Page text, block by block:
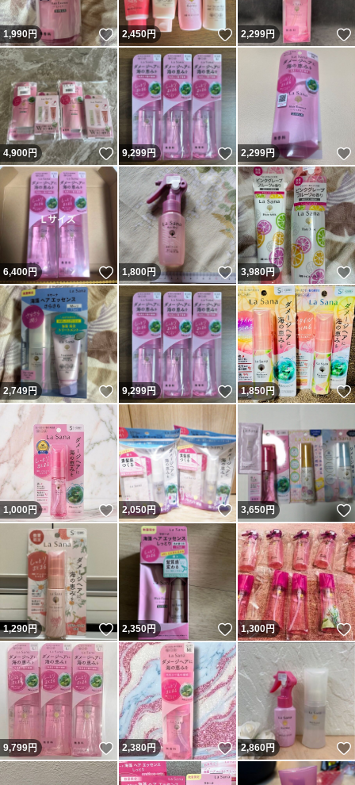
1,990円 いいね！
2,450円 いいね！
2,299円
4,900円 いいね！
9,299円 いいね！
2,299円
6,400円 いいね！
1,800円 いいね！
3,980円
2,749円 いいね！
9,299円 いいね！
1,850円
1,000円 いいね！
2,050円 いいね！
3,650円
1,290円 いいね！
2,350円 いいね！
1,300円
9,799円 いいね！
2,380円 いいね！
2,860円